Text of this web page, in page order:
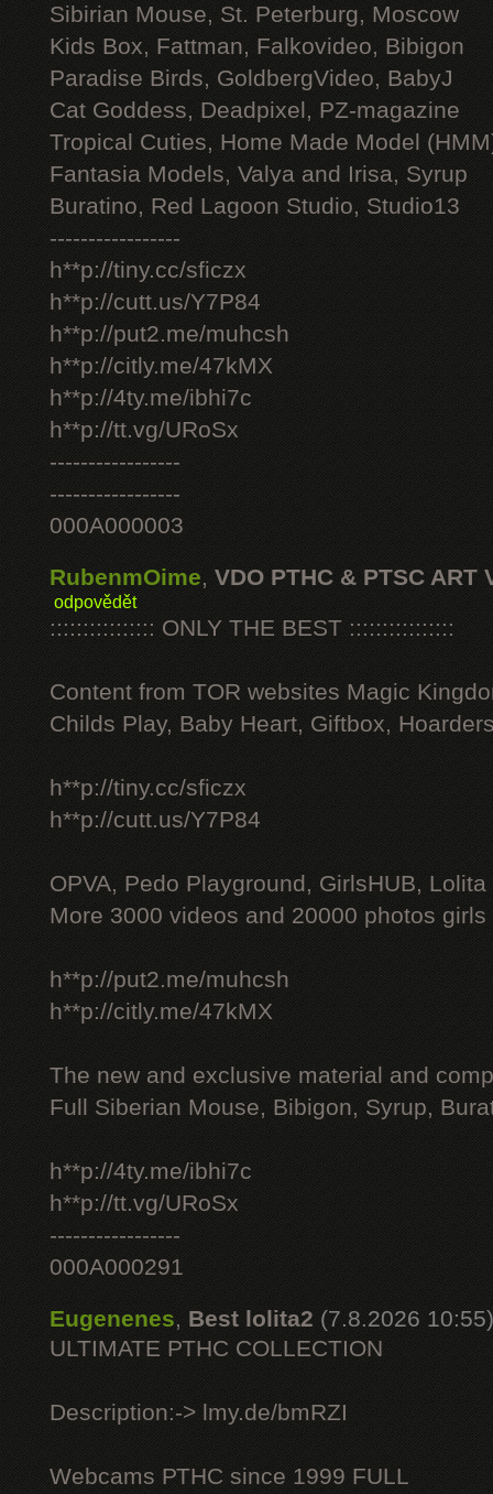
Sibirian Mouse, St. Peterburg, Moscow
Kids Box, Fattman, Falkovideo, Bibigon
Paradise Birds, GoldbergVideo, BabyJ
Cat Goddess, Deadpixel, PZ-magazine
Tropical Cuties, Home Made Model
Fantasia Models, Valya and Irisa, Syrup
Buratino, Red Lagoon Studio, Studio13
-----------------
h**p://tiny.cc/sficzx
h**p://cutt.us/Y7P84
h**p://put2.me/muhcsh
h**p://citly.me/47kMX
h**p://4ty.me/ibhi7c
h**p://tt.vg/URoSx
-----------------
-----------------
000A000003
RubenmOime, VDO PTHC & PTSC ART
odpovědět
:::::::::::::::: ONLY THE BEST ::::::::::::::::
Content from TOR websites Magic
Childs Play, Baby Heart, Giftbox,
h**p://tiny.cc/sficzx
h**p://cutt.us/Y7P84
OPVA, Pedo Playground, GirlsHUB, Lolita
More 3000 videos and 20000 photos
h**p://put2.me/muhcsh
h**p://citly.me/47kMX
The new and exclusive material and
Full Siberian Mouse, Bibigon, Syrup,
h**p://4ty.me/ibhi7c
h**p://tt.vg/URoSx
-----------------
000A000291
Eugenenes, Best lolita2 (7.8.2026 10:55)
ULTIMATE РТНС COLLECTION
Description:-> lmy.de/bmRZI
Webcams РТНС since 1999 FULL